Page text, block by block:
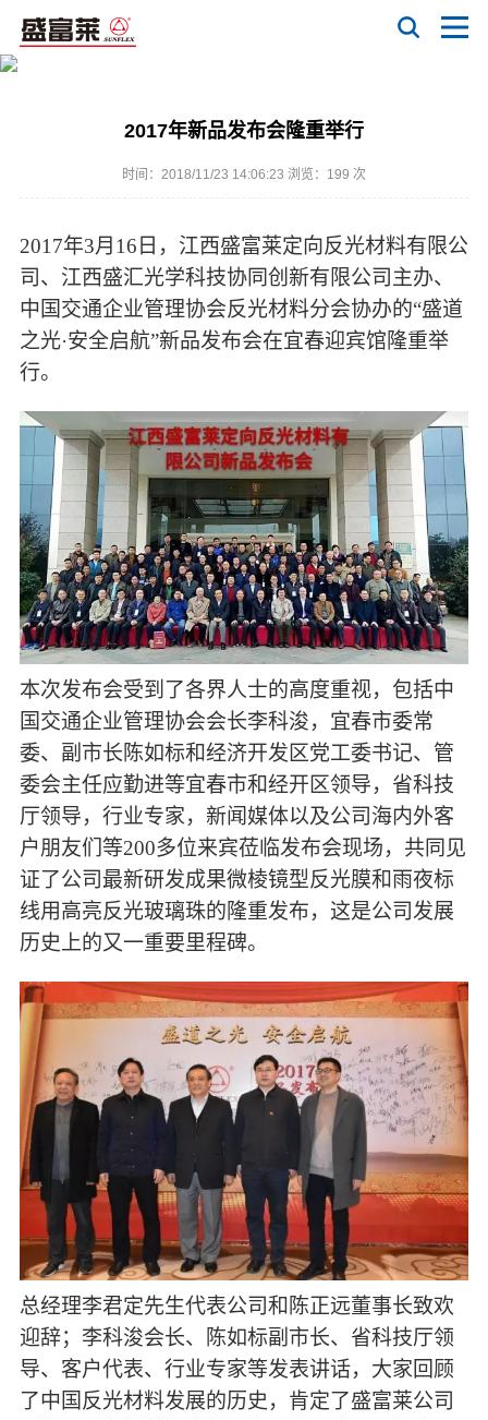
2017年新品发布会隆重举行
时间：2018/11/23 14:06:23 浏览： 199 次
2017年3月16日， 江西盛富莱定向反光材料有限公
司、江西盛汇光学科技协同创新有限公司主办、
中国交通企业管理协会反光材料分会协办的“盛道
之光·安全启航”新品发布会在宜春迎宾馆隆重举
行。
本次发布会受到了各界人士的高度重视，包括中
国交通企业管理协会会长李科浚，宜春市委常
委、副市长陈如标和经济开发区党工委书记、管
委会主任应勤进等宜春市和经开区领导，省科技
厅领导，行业专家，新闻媒体以及公司海内外客
户朋友们等200多位来宾莅临发布会现场， 共同见
证了公司最新研发成果微棱镜型反光膜和雨夜标
线用高亮反光玻璃珠的隆重发布，这是公司发展
历史上的又一重要里程碑。
总经理李君定先生代表公司 和陈正远董事长致欢
迎辞； 李科浚会长、陈如标副市长、省科技厅领
导、客户代表、行业专家等发表讲话，大家回顾
了中国反光材料发展的历史，肯定了盛富莱公司